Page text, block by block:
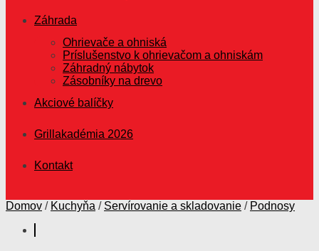
Záhrada
Ohrievače a ohniská
Príslušenstvo k ohrievačom a ohniskám
Záhradný nábytok
Zásobníky na drevo
Akciové balíčky
Grillakadémia 2026
Kontakt
Domov / Kuchyňa / Servírovanie a skladovanie / Podnosy